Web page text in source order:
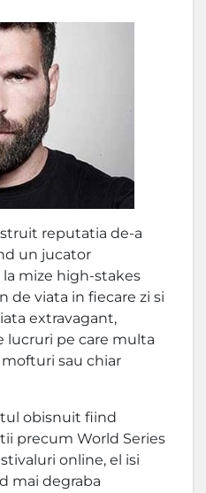
reputatia de-a
un jucator
mize high-stakes
de viata in fiecare zi si
extravagant,
lucruri pe care multa
sau chiar
obisnuit fiind
precum World Series
online, el isi
mai degraba